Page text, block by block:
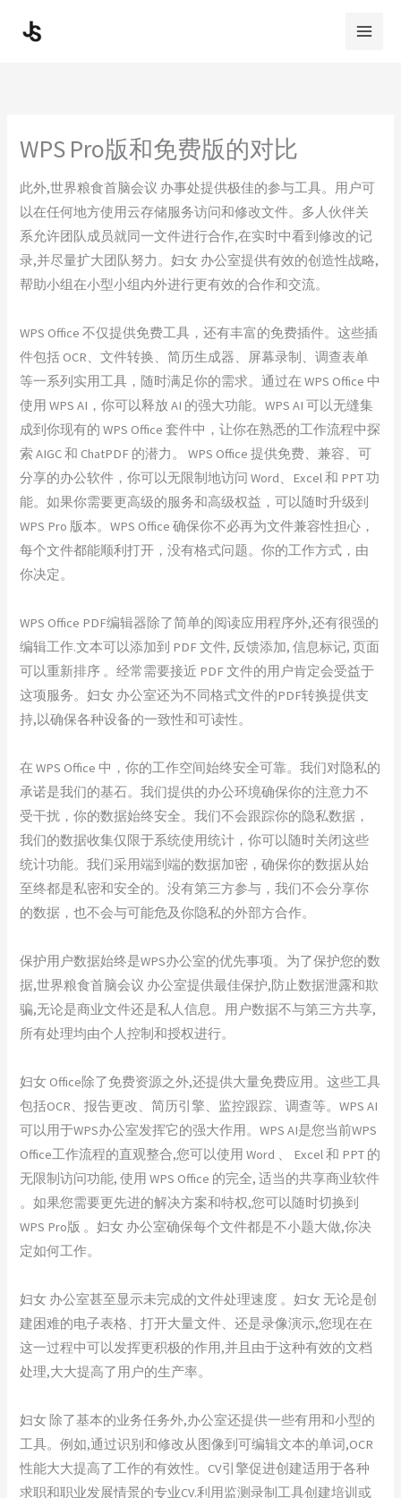
WPS Pro版和免费版的对比
此外,世界粮食首脑会议 办事处提供极佳的参与工具。用户可
以在任何地方使用云存储服务访问和修改文件。多人伙伴关
系允许团队成员就同一文件进行合作,在实时中看到修改的记
录,并尽量扩大团队努力。妇女 办公室提供有效的创造性战略,
帮助小组在小型小组内外进行更有效的合作和交流。
WPS Office 不仅提供免费工具，还有丰富的免费插件。这些插
件包括 OCR、文件转换、简历生成器、屏幕录制、调查表单
等一系列实用工具，随时满足你的需求。通过在 WPS Office 中
使用 WPS AI，你可以释放 AI 的强大功能。WPS AI 可以无缝集
成到你现有的 WPS Office 套件中，让你在熟悉的工作流程中探
索 AIGC 和 ChatPDF 的潜力。 WPS Office 提供免费、兼容、可
分享的办公软件，你可以无限制地访问 Word、Excel 和 PPT 功
能。如果你需要更高级的服务和高级权益，可以随时升级到
WPS Pro 版本。WPS Office 确保你不必再为文件兼容性担心，
每个文件都能顺利打开，没有格式问题。你的工作方式，由
你决定。
WPS Office PDF编辑器除了简单的阅读应用程序外,还有很强的
编辑工作.文本可以添加到 PDF 文件, 反馈添加, 信息标记, 页面
可以重新排序 。经常需要接近 PDF 文件的用户肯定会受益于
这项服务。妇女 办公室还为不同格式文件的PDF转换提供支
持,以确保各种设备的一致性和可读性。
在 WPS Office 中，你的工作空间始终安全可靠。我们对隐私的
承诺是我们的基石。我们提供的办公环境确保你的注意力不
受干扰，你的数据始终安全。我们不会跟踪你的隐私数据，
我们的数据收集仅限于系统使用统计，你可以随时关闭这些
统计功能。我们采用端到端的数据加密，确保你的数据从始
至终都是私密和安全的。没有第三方参与，我们不会分享你
的数据，也不会与可能危及你隐私的外部方合作。
保护用户数据始终是WPS办公室的优先事项。为了保护您的数
据,世界粮食首脑会议 办公室提供最佳保护,防止数据泄露和欺
骗,无论是商业文件还是私人信息。用户数据不与第三方共享,
所有处理均由个人控制和授权进行。
妇女 Office除了免费资源之外,还提供大量免费应用。这些工具
包括OCR、报告更改、简历引擎、监控跟踪、调查等。WPS AI
可以用于WPS办公室发挥它的强大作用。WPS AI是您当前WPS
Office工作流程的直观整合,您可以使用 Word 、 Excel 和 PPT 的
无限制访问功能, 使用 WPS Office 的完全, 适当的共享商业软件
。如果您需要更先进的解决方案和特权,您可以随时切换到
WPS Pro版 。妇女 办公室确保每个文件都是不小题大做,你决
定如何工作。
妇女 办公室甚至显示未完成的文件处理速度 。妇女 无论是创
建困难的电子表格、打开大量文件、还是录像演示,您现在在
这一过程中可以发挥更积极的作用,并且由于这种有效的文档
处理,大大提高了用户的生产率。
妇女 除了基本的业务任务外,办公室还提供一些有用和小型的
工具。例如,通过识别和修改从图像到可编辑文本的单词,OCR
性能大大提高了工作的有效性。CV引擎促进创建适用于各种
求职和职业发展情景的专业CV.利用监测录制工具创建培训或